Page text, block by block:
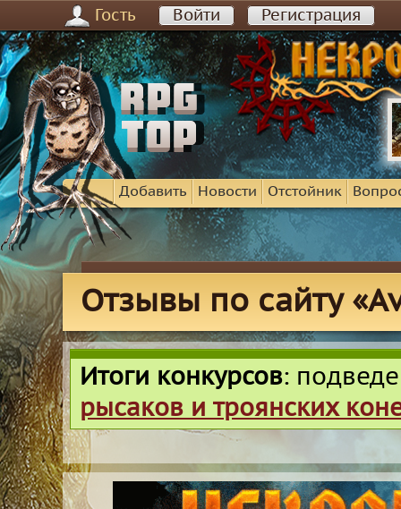
Гость Войти Регистрация
Добавить Новости Отстойник
Отзывы по сайту
Итоги конкурсов:
рысаков и троянских